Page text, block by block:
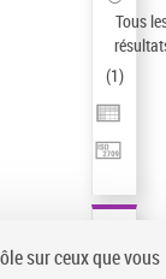
Tous
(1)
sur ceux que vous